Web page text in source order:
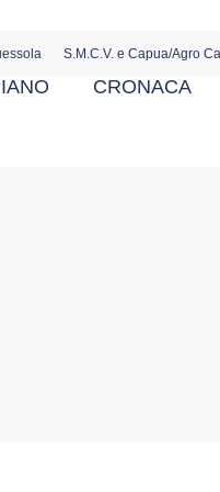
S.M.C.V. e Capua/Agro
CRONACA